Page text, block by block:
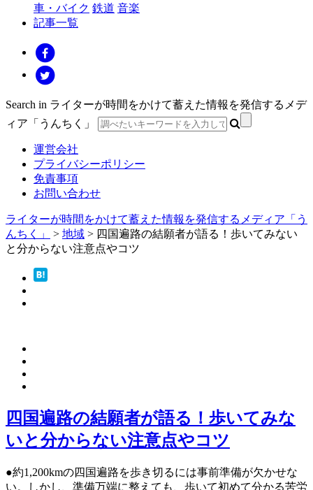
車・バイク 鉄道 音楽
記事一覧
Search in ライターが時間をかけて蓄えた情報を発信するメデ
ィア「うんちく」
運営会社
プライバシーポリシー
免責事項
お問い合わせ
ライターが時間をかけて蓄えた情報を発信するメディア「う
んちく」
> 地域 > 四国遍路の結願者が語る！歩いてみない
と分からない注意点やコツ
四国遍路の結願者が語る！歩いてみな
いと分からない注意点やコツ
●約1,200kmの四国遍路を歩き切るには事前準備が欠かせな
い。しかし、準備万端に整えても、歩いて初めて分かる苦労